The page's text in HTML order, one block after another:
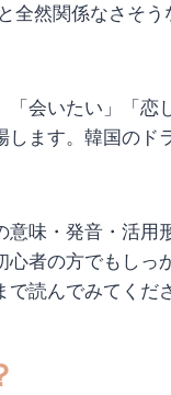
全然関係なさそ
会いたい」「
します。韓国の
意味・発音・活
心者の方でもし
読んでみてくだ